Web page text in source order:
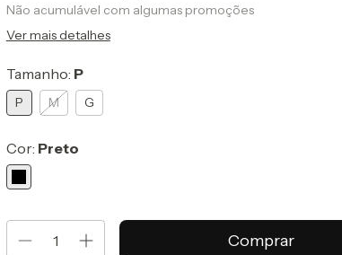
Não acumulável com algumas promoções
Ver mais detalhes
Tamanho: P
P M G
Cor: Preto